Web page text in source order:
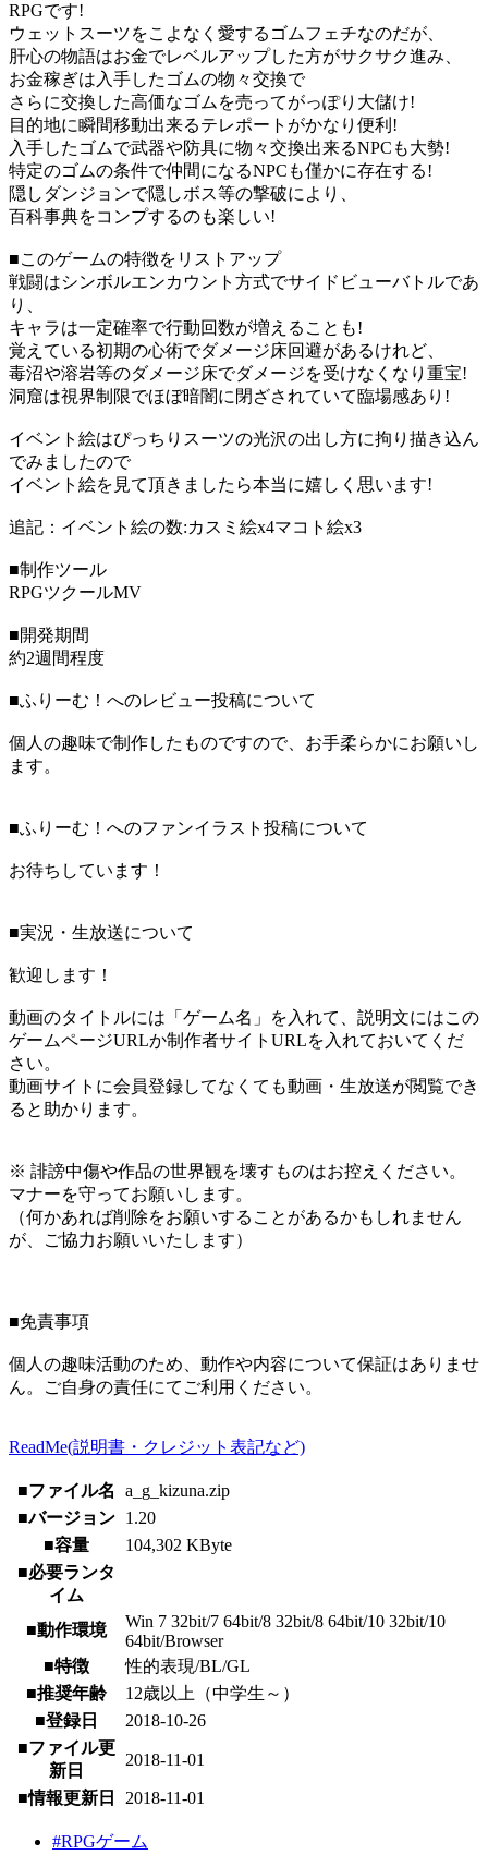
RPGです!
ウェットスーツをこよなく愛するゴムフェチなのだが、
肝心の物語はお金でレベルアップした方がサクサク進み、
お金稼ぎは入手したゴムの物々交換で
さらに交換した高価なゴムを売ってがっぽり大儲け!
目的地に瞬間移動出来るテレポートがかなり便利!
入手したゴムで武器や防具に物々交換出来るNPCも大勢!
特定のゴムの条件で仲間になるNPCも僅かに存在する!
隠しダンジョンで隠しボス等の撃破により、
百科事典をコンプするのも楽しい!
■このゲームの特徴をリストアップ
戦闘はシンボルエンカウント方式でサイドビューバトルであ
り、
キャラは一定確率で行動回数が増えることも!
覚えている初期の心術でダメージ床回避があるけれど、
毒沼や溶岩等のダメージ床でダメージを受けなくなり重宝!
洞窟は視界制限でほぼ暗闇に閉ざされていて臨場感あり!
イベント絵はぴっちりスーツの光沢の出し方に拘り描き込ん
でみましたので
イベント絵を見て頂きましたら本当に嬉しく思います!
追記：イベント絵の数:カスミ絵x4マコト絵x3
■制作ツール
RPGツクールMV
■開発期間
約2週間程度
■ふりーむ！へのレビュー投稿について
個人の趣味で制作したものですので、お手柔らかにお願いし
ます。
■ふりーむ！へのファンイラスト投稿について
お待ちしています！
■実況・生放送について
歓迎します！
動画のタイトルには「ゲーム名」を入れて、説明文にはこの
ゲームページURLか制作者サイトURLを入れておいてくだ
さい。
動画サイトに会員登録してなくても動画・生放送が閲覧でき
ると助かります。
※ 誹謗中傷や作品の世界観を壊すものはお控えください。
マナーを守ってお願いします。
（何かあれば削除をお願いすることがあるかもしれません
が、ご協力お願いいたします）
■免責事項
個人の趣味活動のため、動作や内容について保証はありませ
ん。ご自身の責任にてご利用ください。
ReadMe(説明書・クレジット表記など)
■ファイル名
a_g_kizuna.zip
■バージョン 1.20
■容量
104,302 KByte
■必要ランタ
イム
■動作環境
Win 7 32bit/7 64bit/8 32bit/8 64bit/10 32bit/10
64bit/Browser
■特徴
性的表現/BL/GL
■推奨年齢
12歳以上（中学生～）
■登録日
2018-10-26
■ファイル更
新日
2018-11-01
■情報更新日 2018-11-01
#RPGゲーム